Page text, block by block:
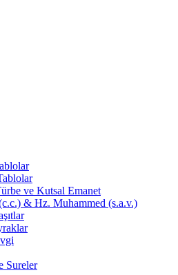
ve Kutsal Emanet
& Hz. Muhammed (s.a.v.)
Sureler